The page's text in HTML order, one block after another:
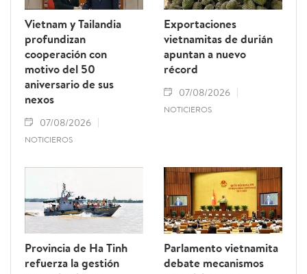
Vietnam y Tailandia
profundizan
cooperación con
motivo del 50
aniversario de sus
nexos
07/08/2026
NOTICIEROS
Exportaciones
vietnamitas de durián
apuntan a nuevo
récord
07/08/2026
NOTICIEROS
Provincia de Ha Tinh
refuerza la gestión
Parlamento vietnamita
debate mecanismos